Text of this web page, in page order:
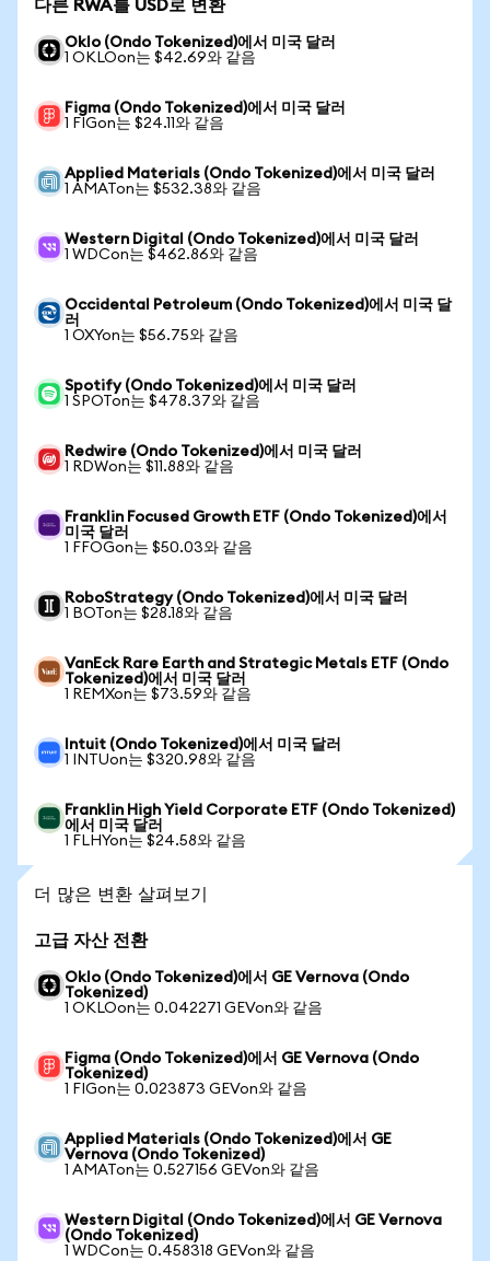
다른 RWA를 USD로 변환
Oklo (Ondo Tokenized)에서 미국 달러
1 OKLOon는 $42.69와 같음
Figma (Ondo Tokenized)에서 미국 달러
1 FIGon는 $24.11와 같음
Applied Materials (Ondo Tokenized)에서 미국 달러
1 AMATon는 $532.38와 같음
Western Digital (Ondo Tokenized)에서 미국 달러
1 WDCon는 $462.86와 같음
Occidental Petroleum (Ondo Tokenized)에서 미국 달
러
1 OXYon는 $56.75와 같음
Spotify (Ondo Tokenized)에서 미국 달러
1 SPOTon는 $478.37와 같음
Redwire (Ondo Tokenized)에서 미국 달러
1 RDWon는 $11.88와 같음
Franklin Focused Growth ETF (Ondo Tokenized)에서
미국 달러
1 FFOGon는 $50.03와 같음
RoboStrategy (Ondo Tokenized)에서 미국 달러
1 BOTon는 $28.18와 같음
VanEck Rare Earth and Strategic Metals ETF (Ondo
Tokenized)에서 미국 달러
1 REMXon는 $73.59와 같음
Intuit (Ondo Tokenized)에서 미국 달러
1 INTUon는 $320.98와 같음
Franklin High Yield Corporate ETF (Ondo Tokenized)
에서 미국 달러
1 FLHYon는 $24.58와 같음
더 많은 변환 살펴보기
고급 자산 전환
Oklo (Ondo Tokenized)에서 GE Vernova (Ondo
Tokenized)
1 OKLOon는 0.042271 GEVon와 같음
Figma (Ondo Tokenized)에서 GE Vernova (Ondo
Tokenized)
1 FIGon는 0.023873 GEVon와 같음
Applied Materials (Ondo Tokenized)에서 GE
Vernova (Ondo Tokenized)
1 AMATon는 0.527156 GEVon와 같음
Western Digital (Ondo Tokenized)에서 GE Vernova
(Ondo Tokenized)
1 WDCon는 0.458318 GEVon와 같음